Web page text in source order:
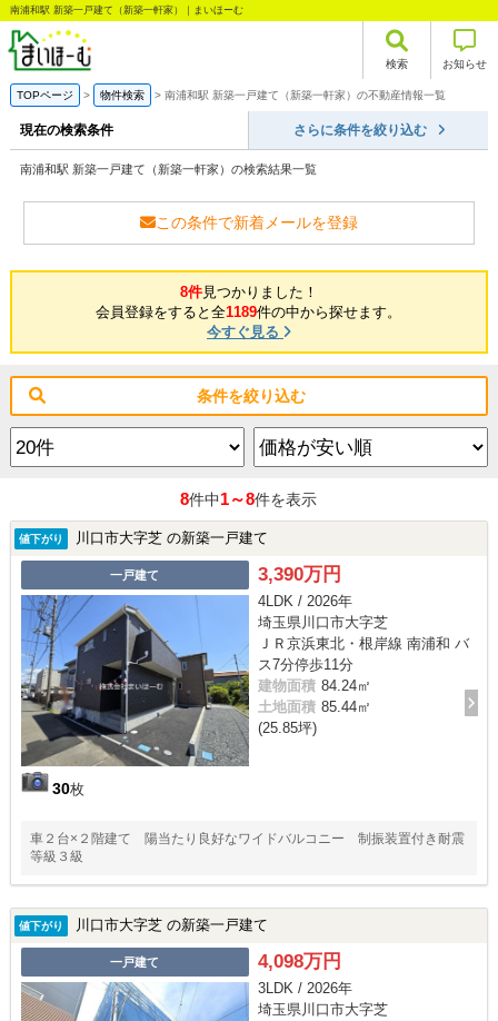
南浦和駅 新築一戸建て（新築一軒家）｜まいほーむ
検索 お知らせ
TOPページ 物件検索 南浦和駅 新築一戸建て（新築一軒家）の不動産情報一覧
現在の検索条件 さらに条件を絞り込む
南浦和駅 新築一戸建て（新築一軒家）の検索結果一覧
この条件で新着メールを登録
8件見つかりました！
会員登録をすると全1189件の中から探せます。
今すぐ見る
条件を絞り込む
8件中1～8件を表示
値下がり 川口市大字芝 の新築一戸建て
一戸建て
30枚
3,390万円
4LDK / 2026年
埼玉県川口市大字芝
ＪＲ京浜東北・根岸線 南浦和 バ
ス7分停歩11分
建物面積 84.24㎡
土地面積 85.44㎡
(25.85坪)
車２台×２階建て 陽当たり良好なワイドバルコニー 制振装置付き耐震
等級３級
値下がり 川口市大字芝 の新築一戸建て
一戸建て 4,098万円
3LDK / 2026年
埼玉県川口市大字芝